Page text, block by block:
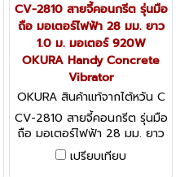
CV-2810 สายจี้คอนกรีต รุ่นมือ
ถือ มอเตอร์ไฟฟ้า 28 มม. ยาว
1.0 ม. มอเตอร์ 920W
OKURA Handy Concrete
Vibrator
OKURA สินค้าแท้จากไต้หวัน C
V-2810
CV-2810 สายจี้คอนกรีต รุ่นมือ
ถือ มอเตอร์ไฟฟ้า 28 มม. ยาว
1.0 ม. มอเตอร์ 920W OKURA
Handy Concrete Vibrator
เปรียบเทียบ